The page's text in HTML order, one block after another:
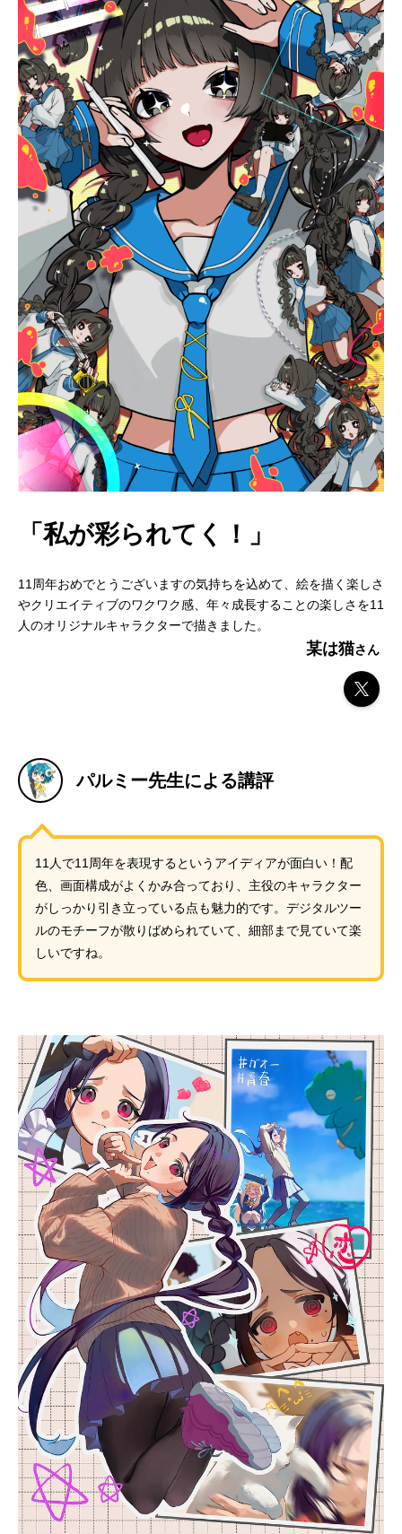
「私が彩られてく！」
11周年おめでとうございますの気持ちを込めて、絵を描く楽しさ
やクリエイティブのワクワク感、年々成長することの楽しさを11
人のオリジナルキャラクターで描きました。
某は猫
パルミー先生による講評
11人で11周年を表現するというアイディアが面白い！配
色、画面構成がよくかみ合っており、主役のキャラクター
がしっかり引き立っている点も魅力的です。デジタルツー
ルのモチーフが散りばめられていて、細部まで見ていて楽
しいですね。